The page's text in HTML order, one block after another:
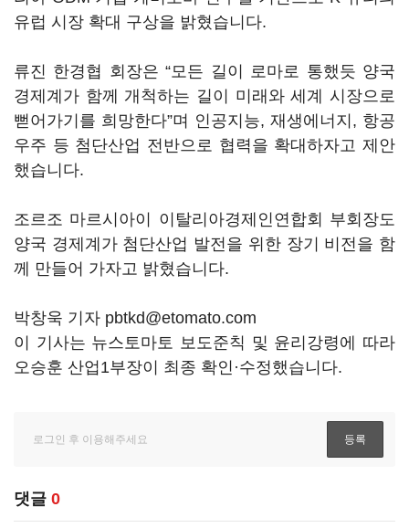
유럽 시장 확대 구상을 밝혔습니다.
류진 한경협 회장은 “모든 길이 로마로 통했듯 양국
경제계가 함께 개척하는 길이 미래와 세계 시장으로
뻗어가기를 희망한다”며 인공지능, 재생에너지, 항공
우주 등 첨단산업 전반으로 협력을 확대하자고 제안
했습니다.
조르조 마르시아이 이탈리아경제인연합회 부회장도
양국 경제계가 첨단산업 발전을 위한 장기 비전을 함
께 만들어 가자고 밝혔습니다.
박창욱 기자 pbtkd@etomato.com
이 기사는 뉴스토마토 보도준칙 및 윤리강령에 따라
오승훈 산업1부장이 최종 확인·수정했습니다.
댓글 0